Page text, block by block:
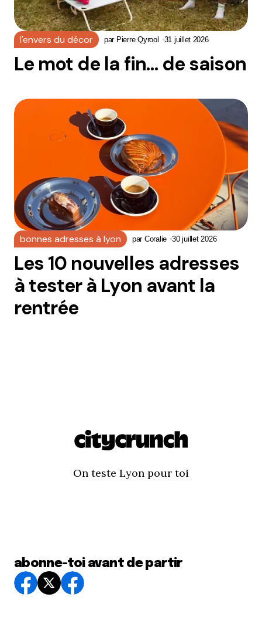
l'envers du décor par Pierre Qyrool 31 juillet 2026
Le mot de la fin… de saison
bonnes adresses à lyon par Coralie 30 juillet 2026
Les 10 nouvelles adresses
à tester à Lyon avant la
rentrée
On teste Lyon pour toi
abonne-toi avant de partir